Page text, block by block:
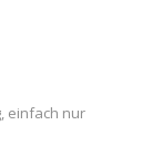
einfach nur